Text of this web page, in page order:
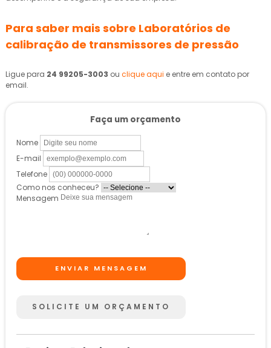
Para saber mais sobre Laboratórios de
calibração de transmissores de pressão
Ligue para 24 99205-3003 ou clique aqui e entre em contato por
email.
Faça um orçamento
Nome
E-mail
Telefone
Como nos conheceu?
Mensagem
ENVIAR MENSAGEM
SOLICITE UM ORÇAMENTO